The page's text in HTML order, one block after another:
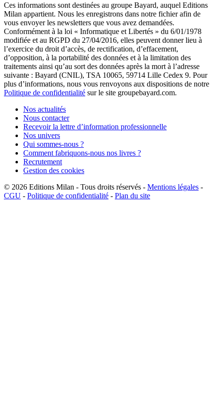
Ces informations sont destinées au groupe Bayard, auquel Editions
Milan appartient. Nous les enregistrons dans notre fichier afin de
vous envoyer les newsletters que vous avez demandées.
Conformément à la loi « Informatique et Libertés » du 6/01/1978
modifiée et au RGPD du 27/04/2016, elles peuvent donner lieu à
l’exercice du droit d’accès, de rectification, d’effacement,
d’opposition, à la portabilité des données et à la limitation des
traitements ainsi qu’au sort des données après la mort à l’adresse
suivante : Bayard (CNIL), TSA 10065, 59714 Lille Cedex 9. Pour
plus d’informations, nous vous renvoyons aux dispositions de notre
Politique de confidentialité sur le site groupebayard.com.
Nos actualités
Nous contacter
Recevoir la lettre d’information professionnelle
Nos univers
Qui sommes-nous ?
Comment fabriquons-nous nos livres ?
Recrutement
Gestion des cookies
© 2026 Editions Milan - Tous droits réservés - Mentions légales -
CGU - Politique de confidentialité - Plan du site